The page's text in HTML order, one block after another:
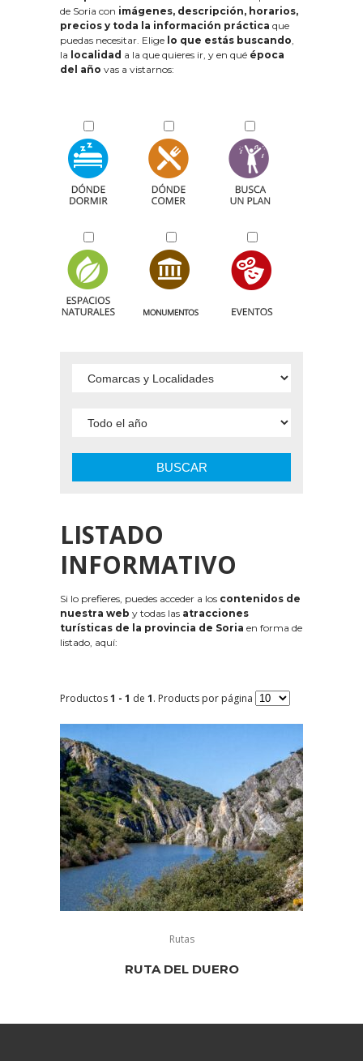
de Soria con imágenes, descripción, horarios,
precios y toda la información práctica que
puedas necesitar. Elige lo que estás buscando,
la localidad a la que quieres ir, y en qué época
del año vas a vistarnos:
BUSCAR
LISTADO
INFORMATIVO
Si lo prefieres, puedes acceder a los contenidos de
nuestra web y todas las atracciones
turísticas de la provincia de Soria en forma de
listado, aquí:
Productos1 - 1 de 1. Products por página
Rutas
RUTA DEL DUERO